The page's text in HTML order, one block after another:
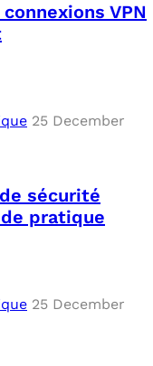
VPN
25 December
sécurité
pratique
25 December